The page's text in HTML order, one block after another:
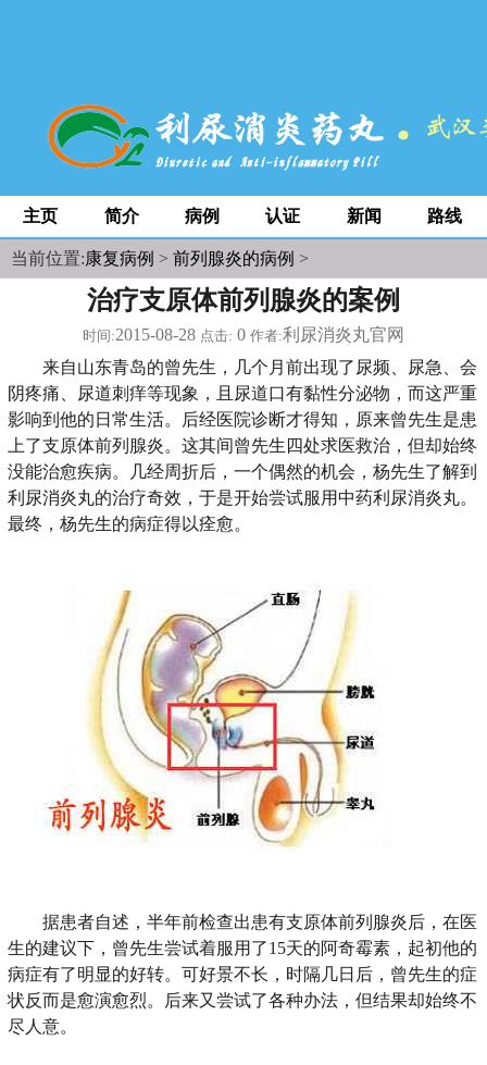
主页 简介 病例 认证 新闻 路线
当前位置:康复病例 > 前列腺炎的病例 >
治疗支原体前列腺炎的案例
时间:2015-08-28 点击: 0 作者:利尿消炎丸官网
来自山东青岛的曾先生，几个月前出现了尿频、尿急、会
阴疼痛、尿道刺痒等现象，且尿道口有黏性分泌物，而这严重
影响到他的日常生活。后经医院诊断才得知，原来曾先生是患
上了支原体前列腺炎。这其间曾先生四处求医救治，但却始终
没能治愈疾病。几经周折后，一个偶然的机会，杨先生了解到
利尿消炎丸的治疗奇效，于是开始尝试服用中药利尿消炎丸。
最终，杨先生的病症得以痊愈。
据患者自述，半年前检查出患有支原体前列腺炎后，在医
生的建议下，曾先生尝试着服用了15天的阿奇霉素，起初他的
病症有了明显的好转。可好景不长，时隔几日后，曾先生的症
状反而是愈演愈烈。后来又尝试了各种办法，但结果却始终不
尽人意。